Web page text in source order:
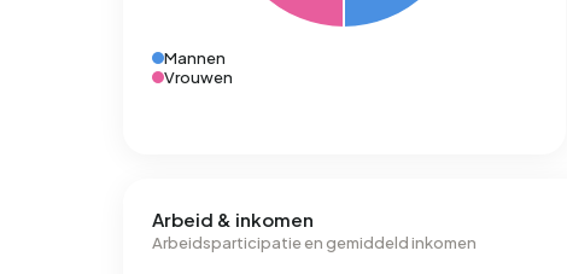
Mannen
Vrouwen
Arbeid & inkomen
Arbeidsparticipatie en gemiddeld inkomen